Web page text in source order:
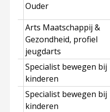
Ouder
Arts Maatschappij &
Gezondheid, profiel
jeugdarts
Specialist bewegen bij
kinderen
Specialist bewegen bij
kinderen